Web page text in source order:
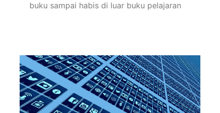
buku sampai habis di luar buku pelajaran